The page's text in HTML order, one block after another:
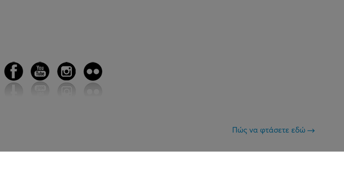
Πώς να φτάσετε εδώ